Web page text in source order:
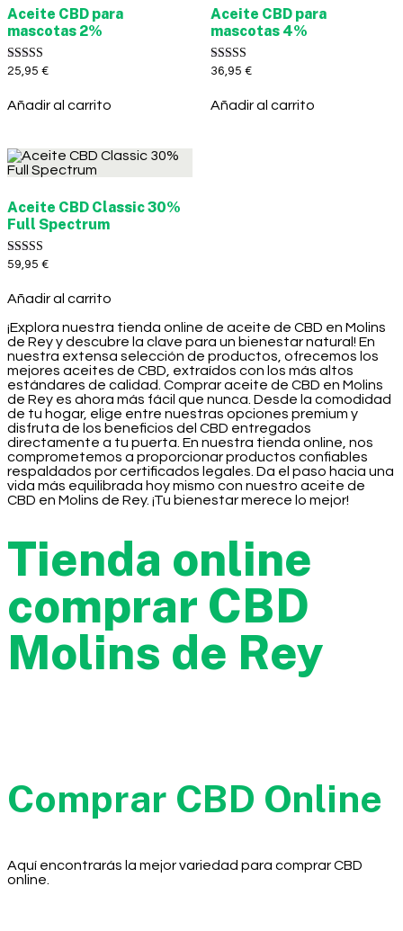
Aceite CBD para
mascotas 2%
Valorado con
25,95 €
Añadir al carrito
Aceite CBD para
mascotas 4%
Valorado con
36,95 €
Añadir al carrito
Aceite CBD Classic 30%
Full Spectrum
Valorado con
59,95 €
Añadir al carrito
¡Explora nuestra tienda online de aceite de CBD en Molins
de Rey y descubre la clave para un bienestar natural! En
nuestra extensa selección de productos, ofrecemos los
mejores aceites de CBD, extraídos con los más altos
estándares de calidad. Comprar aceite de CBD en Molins
de Rey es ahora más fácil que nunca. Desde la comodidad
de tu hogar, elige entre nuestras opciones premium y
disfruta de los beneficios del CBD entregados
directamente a tu puerta. En nuestra tienda online, nos
comprometemos a proporcionar productos confiables
respaldados por certificados legales. Da el paso hacia una
vida más equilibrada hoy mismo con nuestro aceite de
CBD en Molins de Rey. ¡Tu bienestar merece lo mejor!
Tienda online
comprar CBD
Molins de Rey
Comprar CBD Online
Aquí encontrarás la mejor variedad para comprar CBD
online.